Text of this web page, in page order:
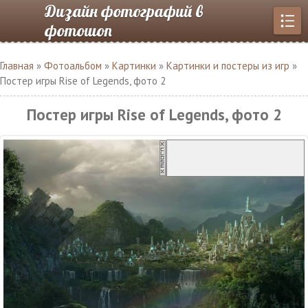
Дизайн фотографий в
фотошоп
Главная » Фотоальбом » Картинки » Картинки и постеры из игр »
Постер игры Rise of Legends, фото 2
Постер игры Rise of Legends, фото 2